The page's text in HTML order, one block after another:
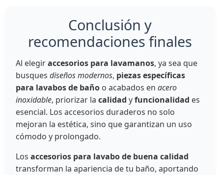
Conclusión y
recomendaciones finales
Al elegiraccesorios para lavamanos, ya sea que
busques diseños modernos, piezas específicas
para lavabos de baño o acabados en acero
inoxidable, priorizar la calidad yfuncionalidad es
esencial. Los accesorios duraderos no solo
mejoran la estética, sino que garantizan un uso
cómodo y prolongado.
Los accesorios para lavabo de buena calidad
transforman la apariencia de tu baño, aportando